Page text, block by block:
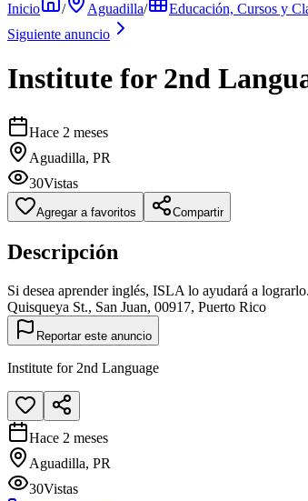
Inicio / Aguadilla/ Educación, Cursos y
Siguiente anuncio
Institute for 2nd
Hace 2 meses
Aguadilla, PR
30Vistas
Agregar a favoritos Compartir
Descripción
Si desea aprender inglés, ISLA lo ayudará a
Quisqueya St., San Juan, 00917, Puerto Rico
Reportar este anuncio
Institute for 2nd Language
Hace 2 meses
Aguadilla, PR
30Vistas